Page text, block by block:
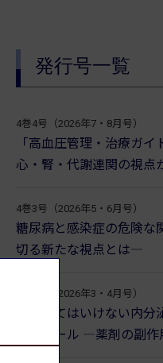
発行号一覧
4巻4号（2026年7・8月号）
「高血圧管理・治療ガ
心・腎・代謝連関の視点
4巻3号（2026年5・6月号）
糖尿病と感染症の危険な
切る新たな視点とは―
4巻2号（2026年3・4月号）
見逃してはいけない内分
トフォール ―薬剤の副